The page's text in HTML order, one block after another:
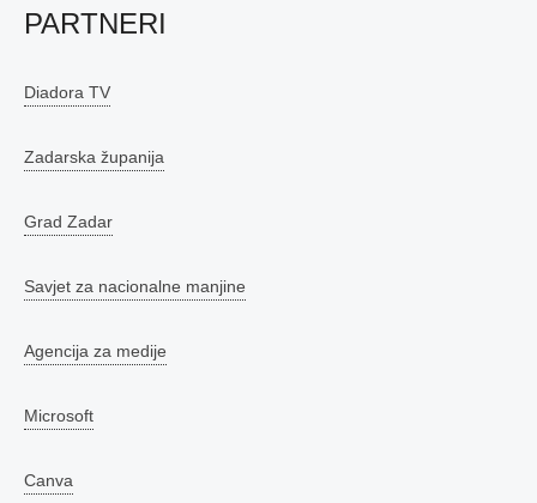
PARTNERI
Diadora TV
Zadarska županija
Grad Zadar
Savjet za nacionalne manjine
Agencija za medije
Microsoft
Canva